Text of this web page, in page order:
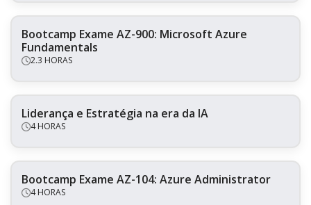
Bootcamp Exame AZ-900: Microsoft Azure
Fundamentals
2.3 HORAS
Liderança e Estratégia na era da IA
4 HORAS
Bootcamp Exame AZ-104: Azure Administrator
4 HORAS